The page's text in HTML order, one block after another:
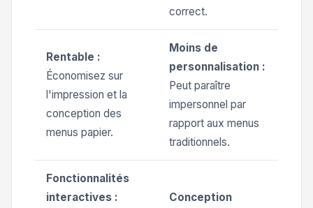
correct.
Rentable :
Économisez sur
l'impression et la
conception des
menus papier.
Moins de
personnalisation :
Peut paraître
impersonnel par
rapport aux menus
traditionnels.
Fonctionnalités
interactives :
Conception